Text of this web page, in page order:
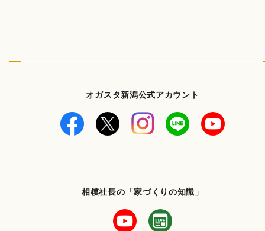
オガスタ新潟公式アカウント
相模社長の「家づくりの知識」